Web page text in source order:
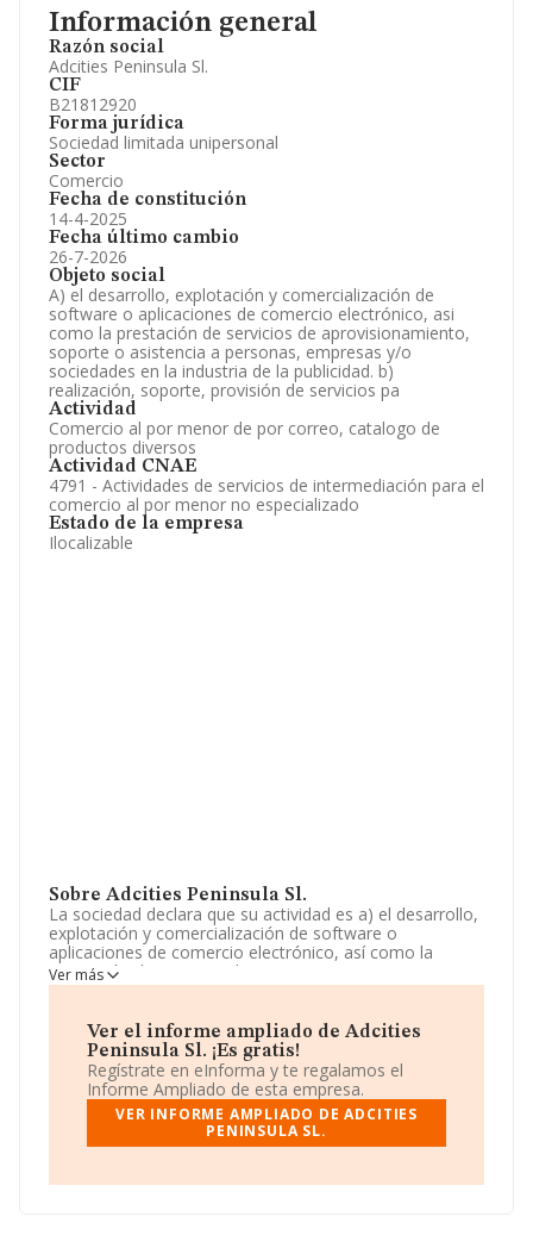
Información general
Razón social
Adcities Peninsula Sl.
CIF
B21812920
Forma jurídica
Sociedad limitada unipersonal
Sector
Comercio
Fecha de constitución
14-4-2025
Fecha último cambio
26-7-2026
Objeto social
A) el desarrollo, explotación y comercialización de
software o aplicaciones de comercio electrónico, asi
como la prestación de servicios de aprovisionamiento,
soporte o asistencia a personas, empresas y/o
sociedades en la industria de la publicidad. b)
realización, soporte, provisión de servicios pa
Actividad
Comercio al por menor de por correo, catalogo de
productos diversos
Actividad CNAE
4791 - Actividades de servicios de intermediación para el
comercio al por menor no especializado
Estado de la empresa
Ilocalizable
Sobre Adcities Peninsula Sl.
La sociedad declara que su actividad es a) el desarrollo,
explotación y comercialización de software o
aplicaciones de comercio electrónico, así como la
prestación de servicios de aprovisionamiento, soporte o
asistencia a personas, empresas y/o sociedades en la
provisión de servicios pa. La empresa es una Sociedad
Limitada. La actividad de referencia CNAE corresponde
a 'Comercio al por menor por correspondencia o
internet', cuyo Código es 4791. No realiza actividad de
importación y/o exportación.
La sociedadAdcities Peninsula S.L, con número de
María De Molina Chamartin núm. 39 4 Plt, (28006), en el
Ver más
Ver el informe ampliado de Adcities
Peninsula Sl. ¡Es gratis!
Regístrate en eInforma y te regalamos el
Informe Ampliado de esta empresa.
VER INFORME AMPLIADO DE ADCITIES
PENINSULA SL.
Información oficial y registral complementaria.